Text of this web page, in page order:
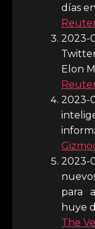
días
Elon
2023-
para
huye
The